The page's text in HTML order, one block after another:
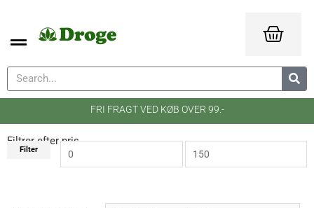
FRI FRAGT VED KØB OVER 99.-
Filtrer efter pris
Filter